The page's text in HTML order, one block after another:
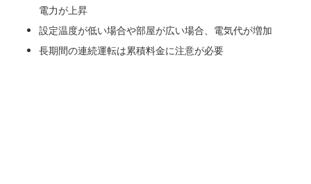
電力が上昇
設定温度が低い場合や部屋が広い場合、電気代が増加
長期間の連続運転は累積料金に注意が必要